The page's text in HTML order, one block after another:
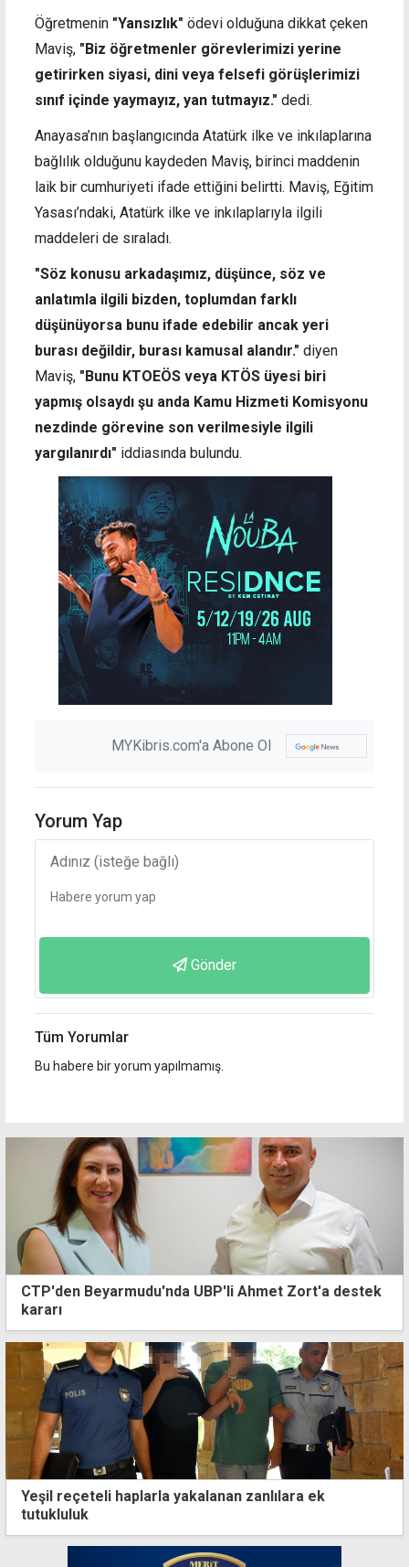
Öğretmenin "Yansızlık" ödevi olduğuna dikkat çeken
Maviş, "Biz öğretmenler görevlerimizi yerine
getirirken siyasi, dini veya felsefi görüşlerimizi
sınıf içinde yaymayız, yan tutmayız." dedi.
Anayasa’nın başlangıcında Atatürk ilke ve inkılaplarına
bağlılık olduğunu kaydeden Maviş, birinci maddenin
laik bir cumhuriyeti ifade ettiğini belirtti. Maviş, Eğitim
Yasası’ndaki, Atatürk ilke ve inkılaplarıyla ilgili
maddeleri de sıraladı.
"Söz konusu arkadaşımız, düşünce, söz ve
anlatımla ilgili bizden, toplumdan farklı
düşünüyorsa bunu ifade edebilir ancak yeri
burası değildir, burası kamusal alandır." diyen
Maviş, "Bunu KTOEÖS veya KTÖS üyesi biri
yapmış olsaydı şu anda Kamu Hizmeti Komisyonu
nezdinde görevine son verilmesiyle ilgili
yargılanırdı" iddiasında bulundu.
MYKibris.com'a Abone Ol
Yorum Yap
Gönder
Tüm Yorumlar
Bu habere bir yorum yapılmamış.
CTP'den Beyarmudu'nda UBP'li Ahmet Zort'a destek
kararı
Yeşil reçeteli haplarla yakalanan zanlılara ek
tutukluluk